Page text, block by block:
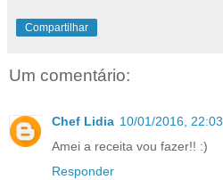
Compartilhar
Um comentário:
Chef Lidia 10/01/2016, 22:03
Amei a receita vou fazer!! :)
Responder